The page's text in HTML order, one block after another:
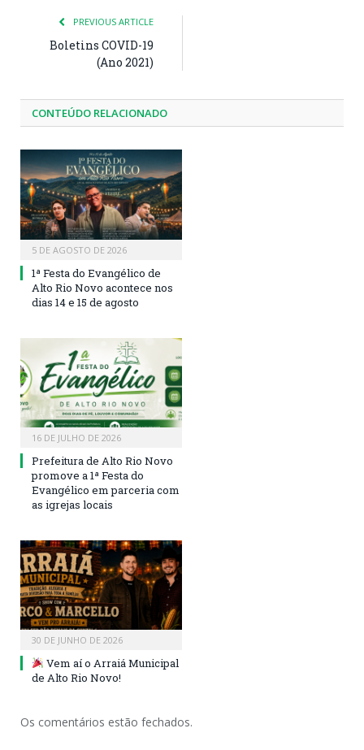
PREVIOUS ARTICLE
Boletins COVID-19
(Ano 2021)
CONTEÚDO RELACIONADO
5 DE AGOSTO DE 2026
1ª Festa do Evangélico de
Alto Rio Novo acontece nos
dias 14 e 15 de agosto
16 DE JULHO DE 2026
Prefeitura de Alto Rio Novo
promove a 1ª Festa do
Evangélico em parceria com
as igrejas locais
30 DE JUNHO DE 2026
Vem aí o Arraiá Municipal
de Alto Rio Novo!
Os comentários estão fechados.